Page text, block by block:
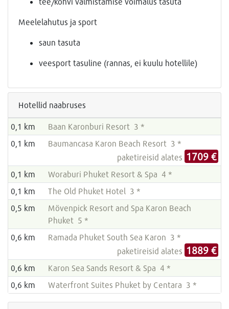
Meelelahutus ja sport
saun tasuta
veesport tasuline (rannas, ei kuulu hotellile)
Hotellid naabruses
0,1 km
Baan Karonburi Resort 3 *
0,1 km
Baumancasa Karon Beach Resort 3 *
paketireisid alates 1709 €
0,1 km
Woraburi Phuket Resort & Spa 4 *
0,1 km
The Old Phuket Hotel 3 *
0,5 km
Mövenpick Resort and Spa Karon Beach
Phuket 5 *
0,6 km
Ramada Phuket South Sea Karon 3 *
paketireisid alates 1889 €
0,6 km
Karon Sea Sands Resort & Spa 4 *
0,6 km
Waterfront Suites Phuket by Centara 3 *